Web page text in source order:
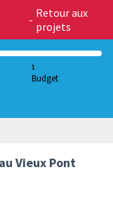
- Retour aux
projets
1
Budget
Vieux Pont